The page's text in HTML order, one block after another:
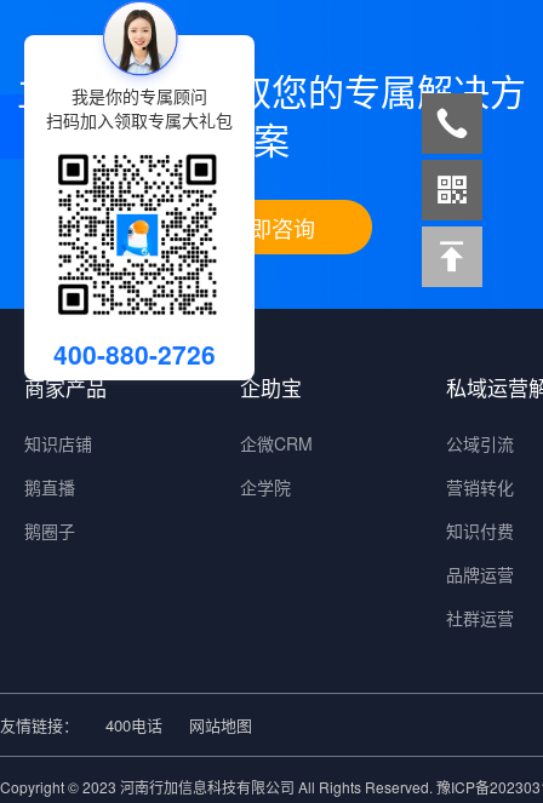
立即咨询，领取您的专属解决方
案
立即咨询
商家产品
知识店铺
鹅直播
鹅圈子
企助宝
企微CRM
企学院
私域运营
公域引流
营销转化
知识付费
品牌运营
社群运营
友情链接： 400电话 网站地图
Copyright © 2023 河南行加信息科技有限公司 All Rights Reserved. 豫ICP备
我是你的专属顾问
扫码加入领取专属大礼包
400-880-2726